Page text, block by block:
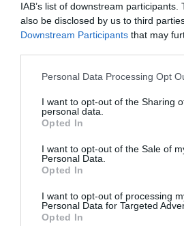
IAB’s list of downstream
also be disclosed by us to third
Downstream Participants that may
Personal Data Processing Opt
I want to opt-out of the Sharing
personal data.
Opted In
I want to opt-out of the Sale of
Personal Data.
Opted In
I want to opt-out of processing
Personal Data for Targeted
Opted In